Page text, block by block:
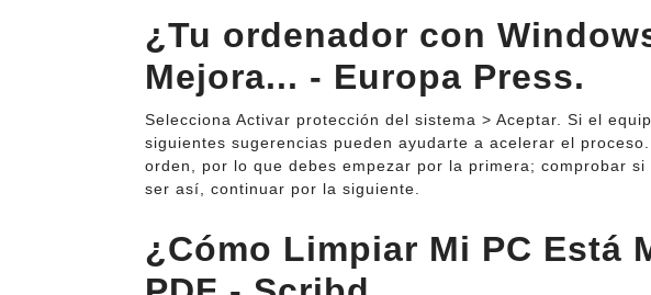
¿Tu ordenador con
Mejora... - Europa Press.
Selecciona Activar protección del sistema > Aceptar. Si el
siguientes sugerencias pueden ayudarte a acelerar el
orden, por lo que debes empezar por la primera; comprobar
ser así, continuar por la siguiente.
¿Cómo Limpiar Mi PC Está